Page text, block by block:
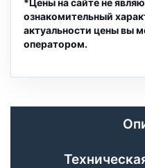
*Цены на сайте не
ознакомительный
актуальности цены вы
оператором.